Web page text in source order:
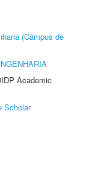
(Câmpus de
Academic
Scholar